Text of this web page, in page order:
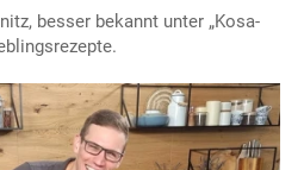
besser bekannt unter „Kosa-